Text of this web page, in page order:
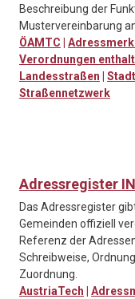
Beschreibung der
Mustervereinbarung
ÖAMTC
Verordnungen
Landesstraßen
Straßennetzwerk
Adressregister
Das Adressregister
Gemeinden offiziell
Referenz der
Schreibweise,
Zuordnung.
AustriaTech